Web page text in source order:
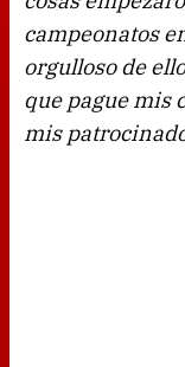
campeonatos
orgulloso de
que pague mis
mis